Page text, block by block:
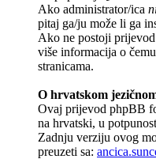
Ako administrator/ica
pitaj ga/ju može li ga
Ako ne postoji
više informacija o
stranicama.
O hrvatskom
Ovaj prijevod phpBB
na hrvatski, u
Zadnju verziju ovog
preuzeti sa: